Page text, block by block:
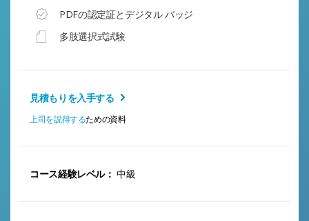
PDFの認定証とデジタル バッジ
多肢選択式試験
見積もりを入手する
上司を説得するための資料
コース経験レベル： 中級